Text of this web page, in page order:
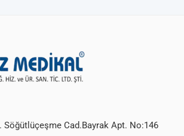
Söğütlüçeşme Cad.Bayrak Apt. No:146